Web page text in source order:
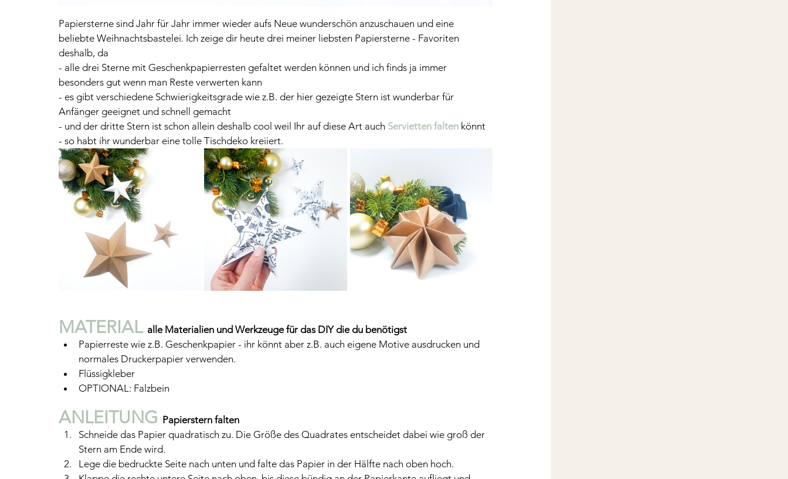
Papiersterne sind Jahr für Jahr immer wieder aufs Neue wunderschön anzuschauen und eine
beliebte Weihnachtsbastelei. Ich zeige dir heute drei meiner liebsten Papiersterne - Favoriten
deshalb, da
- alle drei Sterne mit Geschenkpapierresten gefaltet werden können und ich finds ja immer
besonders gut wenn man Reste verwerten kann
- es gibt verschiedene Schwierigkeitsgrade wie z.B. der hier gezeigte Stern ist wunderbar für
Anfänger geeignet und schnell gemacht
- und der dritte Stern ist schon allein deshalb cool weil Ihr auf diese Art auch Servietten falten könnt
- so habt ihr wunderbar eine tolle Tischdeko kreiiert.
MATERIAL alle Materialien und Werkzeuge für das DIY die du benötigst
Papierreste wie z.B. Geschenkpapier - ihr könnt aber z.B. auch eigene Motive ausdrucken und
normales Druckerpapier verwenden.
Flüssigkleber
OPTIONAL: Falzbein
ANLEITUNG Papierstern falten
Schneide das Papier quadratisch zu. Die Größe des Quadrates entscheidet dabei wie groß der
Stern am Ende wird.
Lege die bedruckte Seite nach unten und falte das Papier in der Hälfte nach oben hoch.